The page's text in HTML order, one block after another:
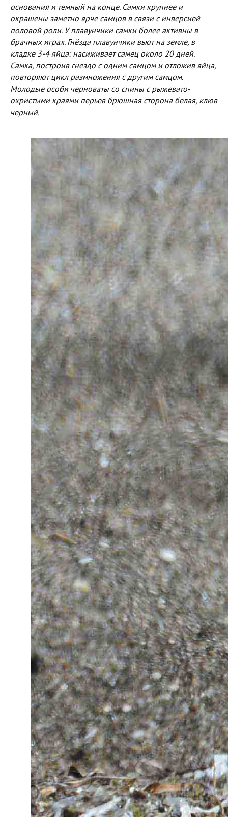
основания и темный на конце. Самки крупнее и
окрашены заметно ярче самцов в связи с инверсией
половой роли. У плавунчики самки более активны в
брачных играх. Гнёзда плавунчики вьют на земле, в
кладке 3-4 яйца: насиживает самец около 20 дней.
Самка, построив гнездо с одним самцом и отложив яйца,
повторяют цикл размножения с другим самцом.
Молодые особи черноваты со спины с рыжевато-
охристыми краями перьев брюшная сторона белая, клюв
черный.